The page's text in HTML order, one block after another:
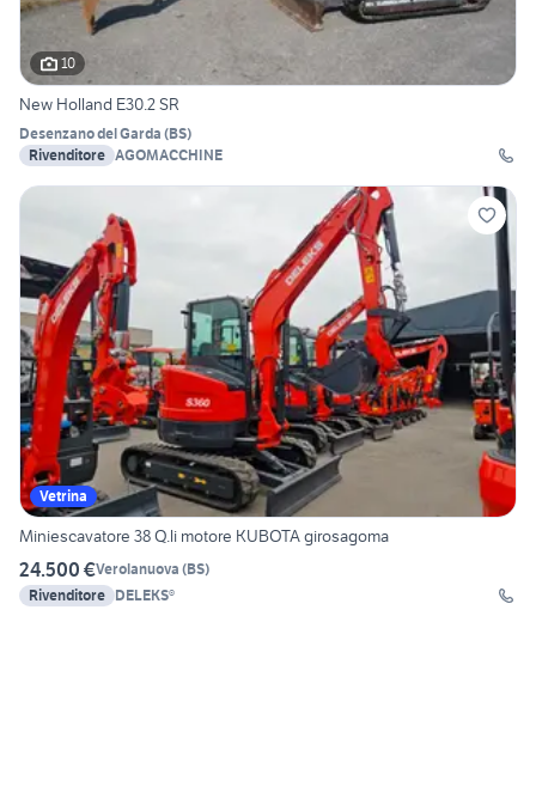
10
New Holland E30.2 SR
Desenzano del Garda (BS)
Rivenditore AGOMACCHINE
Vetrina
Miniescavatore 38 Q.li motore KUBOTA girosagoma
24.500 €Verolanuova (BS)
Rivenditore DELEKS®